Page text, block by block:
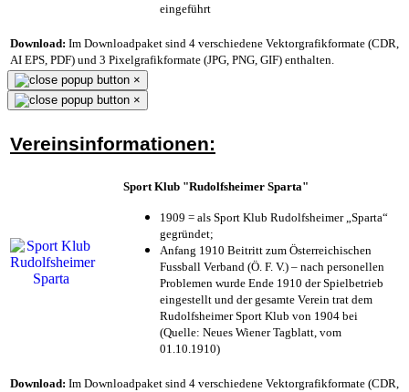
eingeführt
Download: Im Downloadpaket sind 4 verschiedene Vektorgrafikformate (CDR,
AI EPS, PDF) und 3 Pixelgrafikformate (JPG, PNG, GIF) enthalten.
×
×
Vereinsinformationen:
Sport Klub "Rudolfsheimer Sparta"
1909 = als Sport Klub Rudolfsheimer „Sparta“
gegründet;
Anfang 1910 Beitritt zum Österreichischen
Fussball Verband (Ö. F. V.) – nach personellen
Problemen wurde Ende 1910 der Spielbetrieb
eingestellt und der gesamte Verein trat dem
Rudolfsheimer Sport Klub von 1904 bei
(Quelle: Neues Wiener Tagblatt, vom
01.10.1910)
Download: Im Downloadpaket sind 4 verschiedene Vektorgrafikformate (CDR,